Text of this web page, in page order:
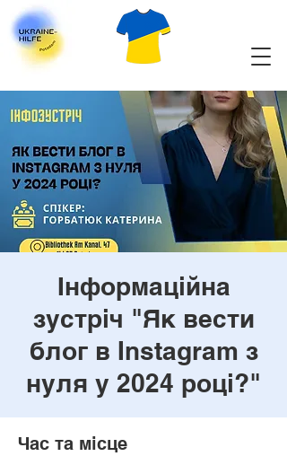
Інформаційна
зустріч "Як вести
блог в Instagram з
нуля у 2024 році?"
Час та місце